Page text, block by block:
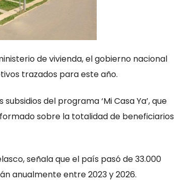
de vivienda, el gobierno nacional
trazados para este año.
del programa ‘Mi Casa Ya’, que
sobre la totalidad de beneficiarios
señala que el país pasó de 33.000
anualmente entre 2023 y 2026.